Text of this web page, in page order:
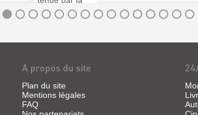
A propos du site
Plan du site
Mentions légales
FAQ